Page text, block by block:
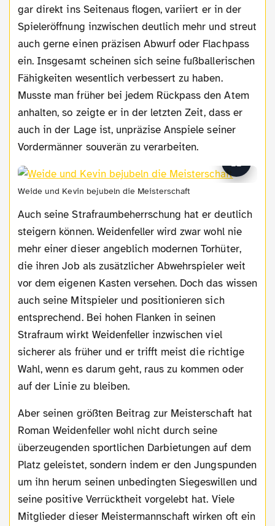
gar direkt ins Seitenaus flogen, variiert er in der
Spieleröffnung inzwischen deutlich mehr und streut
auch gerne einen präzisen Abwurf oder Flachpass
ein. Insgesamt scheinen sich seine fußballerischen
Fähigkeiten wesentlich verbessert zu haben.
Musste man früher bei jedem Rückpass den Atem
anhalten, so zeigte er in der letzten Zeit, dass er
auch in der Lage ist, unpräzise Anspiele seiner
Vordermänner souverän zu verarbeiten.
Weide und Kevin bejubeln die Meisterschaft
Auch seine Strafraumbeherrschung hat er deutlich
steigern können. Weidenfeller wird zwar wohl nie
mehr einer dieser angeblich modernen Torhüter,
die ihren Job als zusätzlicher Abwehrspieler weit
vor dem eigenen Kasten versehen. Doch das wissen
auch seine Mitspieler und positionieren sich
entsprechend. Bei hohen Flanken in seinen
Strafraum wirkt Weidenfeller inzwischen viel
sicherer als früher und er trifft meist die richtige
Wahl, wenn es darum geht, raus zu kommen oder
auf der Linie zu bleiben.
Aber seinen größten Beitrag zur Meisterschaft hat
Roman Weidenfeller wohl nicht durch seine
überzeugenden sportlichen Darbietungen auf dem
Platz geleistet, sondern indem er den Jungspunden
um ihn herum seinen unbedingten Siegeswillen und
seine positive Verrücktheit vorgelebt hat. Viele
Mitglieder dieser Meistermannschaft wirken oft ein